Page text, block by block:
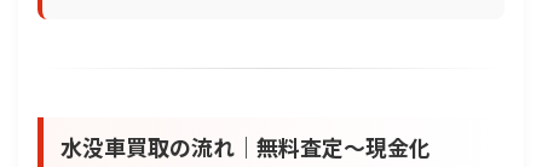
水没車買取の流れ｜無料査定〜現金化